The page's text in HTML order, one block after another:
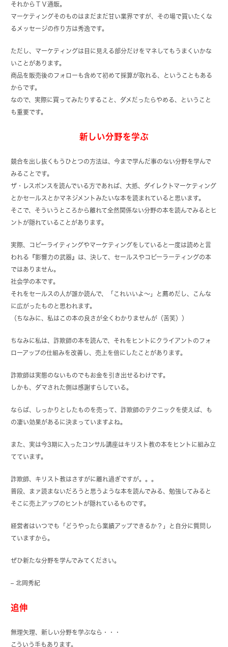
それからＴＶ通販。
マーケティングそのものはまだまだ甘い業界ですが、その場で買いたくな
るメッセージの作り方は秀逸です。
ただし、マーケティングは目に見える部分だけをマネしてもうまくいかな
いことがあります。
商品を販売後のフォローも含めて初めて採算が取れる、ということもある
からです。
なので、実際に買ってみたりすること、ダメだったらやめる、ということ
も重要です。
新しい分野を学ぶ
競合を出し抜くもうひとつの方法は、今まで学んだ事のない分野を学んで
みることです。
ザ・レスポンスを読んでいる方であれば、大抵、ダイレクトマーケティング
とかセールスとかマネジメントみたいな本を読まれていると思います。
そこで、そういうところから離れて全然関係ない分野の本を読んでみるとヒ
ントが隠れていることがあります。
実際、コピーライティングやマーケティングをしていると一度は読めと言
われる『影響力の武器』は、決して、セールスやコピーラーティングの本
ではありません。
社会学の本です。
それをセールスの人が誰か読んで、「これいいよ～」と薦めだし、こんな
に広がったものと思われます。
（ちなみに、私はこの本の良さが全くわかりませんが（苦笑））
ちなみに私は、詐欺師の本を読んで、それをヒントにクライアントのフォ
ローアップの仕組みを改善し、売上を倍にしたことがあります。
詐欺師は実態のないものでもお金を引き出せるわけです。
しかも、ダマされた側は感謝すらしている。
ならば、しっかりとしたものを売って、詐欺師のテクニックを使えば、も
の凄い効果があるに決まっていますよね。
また、実は今3期に入ったコンサル講座はキリスト教の本をヒントに組み立
てています。
詐欺師、キリスト教はさすがに離れ過ぎですが。。。
普段、まァ読まないだろうと思うような本を読んでみる、勉強してみると
そこに売上アップのヒントが隠れているものです。
経営者はいつでも「どうやったら業績アップできるか？」と自分に質問し
ていますから。
ぜひ新たな分野を学んでみてください。
– 北岡秀紀
追伸
無理矢理、新しい分野を学ぶなら・・・
こういう手もあります。